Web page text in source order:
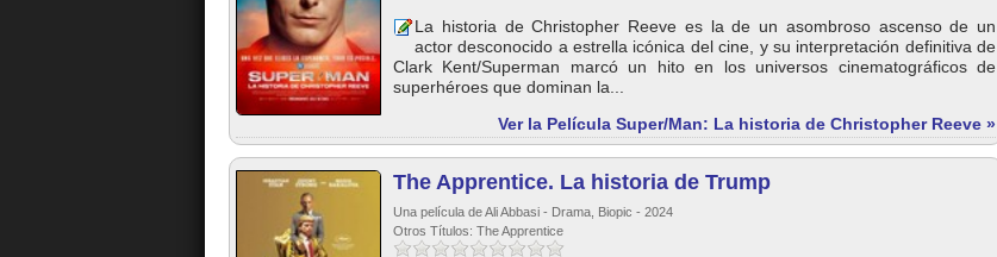
La historia de Christopher Reeve es la de un asombroso ascenso de un
actor desconocido a estrella icónica del cine, y su interpretación definitiva de
Clark Kent/Superman marcó un hito en los universos cinematográficos de
superhéroes que dominan la...
Ver la Película Super/Man: La historia de Christopher Reeve »
The Apprentice. La historia de Trump
Una película de Ali Abbasi - Drama, Biopic - 2024
Otros Títulos: The Apprentice